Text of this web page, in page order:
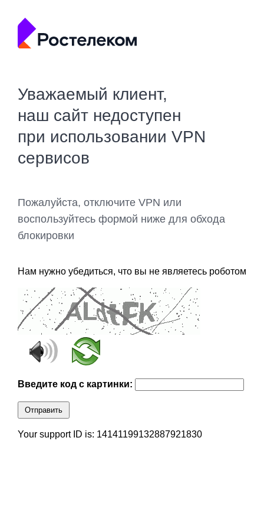
Уважаемый клиент,
наш сайт недоступен
при использовании VPN
сервисов
Пожалуйста, отключите VPN или
воспользуйтесь формой ниже для обхода
блокировки
Нам нужно убедиться, что вы не являетесь роботом
Введите код с картинки:
Отправить
Your support ID is: 14141199132887921830